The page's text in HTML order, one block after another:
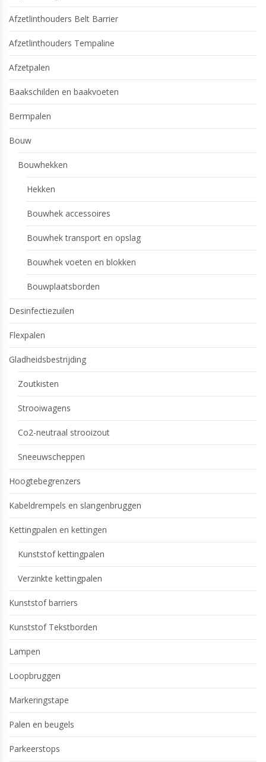
Afzetlinthouders Belt Barrier
Afzetlinthouders Tempaline
Afzetpalen
Baakschilden en baakvoeten
Bermpalen
Bouw
Bouwhekken
Hekken
Bouwhek accessoires
Bouwhek transport en opslag
Bouwhek voeten en blokken
Bouwplaatsborden
Desinfectiezuilen
Flexpalen
Gladheidsbestrijding
Zoutkisten
Strooiwagens
Co2-neutraal strooizout
Sneeuwscheppen
Hoogtebegrenzers
Kabeldrempels en slangenbruggen
Kettingpalen en kettingen
Kunststof kettingpalen
Verzinkte kettingpalen
Kunststof barriers
Kunststof Tekstborden
Lampen
Loopbruggen
Markeringstape
Palen en beugels
Parkeerstops